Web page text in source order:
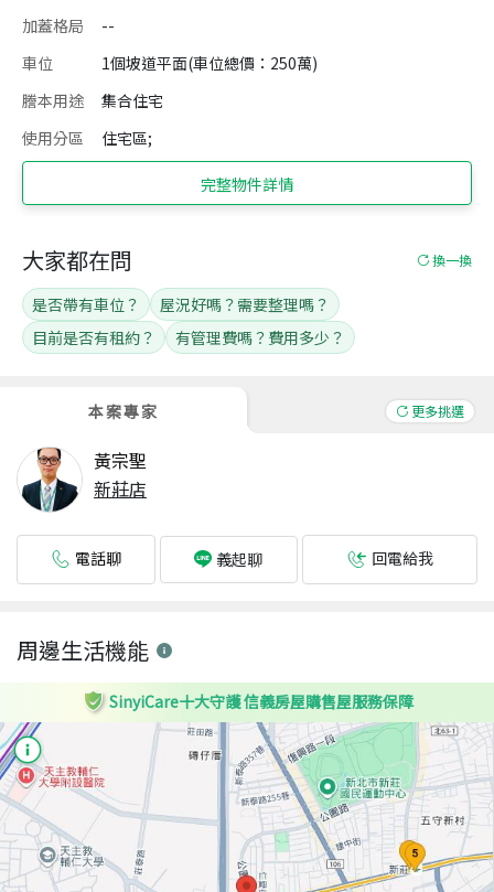
加蓋格局
--
車位
1個坡道平面(車位總價：250萬)
謄本用途
集合住宅
使用分區
住宅區;
完整物件詳情
本案專家 更多挑選
黃宗聖
新莊店
電話聊 義起聊 回電給我
大家都在問 換一換
是否帶有車位？
屋況好嗎？需要整理嗎？
目前是否有租約？
有管理費嗎？費用多少？
周邊生活機能
SinyiCare十大守護 信義房屋購售屋服務保障